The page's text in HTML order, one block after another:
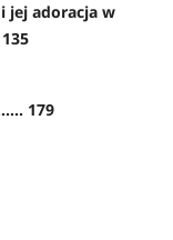
jej adoracja w
179